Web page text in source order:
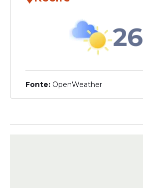
26
Fonte: OpenWeather